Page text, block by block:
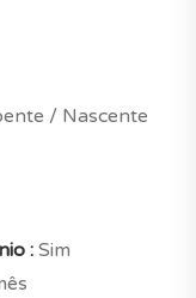
privada
1 w.c de apoio à
amplo jardim.
para
/ Nascente
: Sim